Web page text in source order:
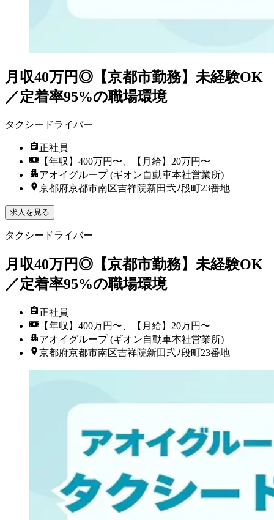
月収40万円◎【京都市勤務】未経験OK
／定着率95%の職場環境
タクシードライバー
正社員
【年収】400万円〜、【月給】20万円〜
アオイグループ (ギオン自動車本社営業所)
京都府京都市南区吉祥院新田弐ﾉ段町23番地
求人を見る
タクシードライバー
月収40万円◎【京都市勤務】未経験OK
／定着率95%の職場環境
正社員
【年収】400万円〜、【月給】20万円〜
アオイグループ (ギオン自動車本社営業所)
京都府京都市南区吉祥院新田弐ﾉ段町23番地